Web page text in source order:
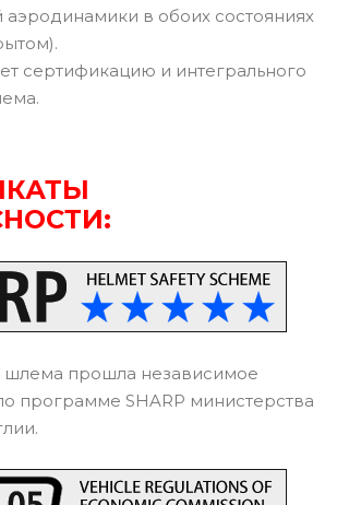
аэродинамики в обоих состояниях
сертификацию и интегрального
шлема прошла независимое
программе SHARP министерства